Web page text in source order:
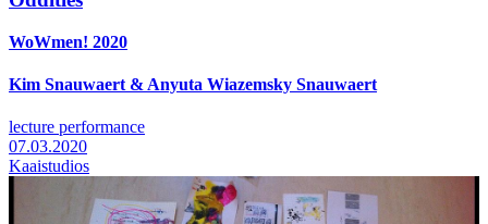
WoWmen! 2020
Kim Snauwaert & Anyuta Wiazemsky Snauwaert
lecture performance
07.03.2020
Kaaistudios